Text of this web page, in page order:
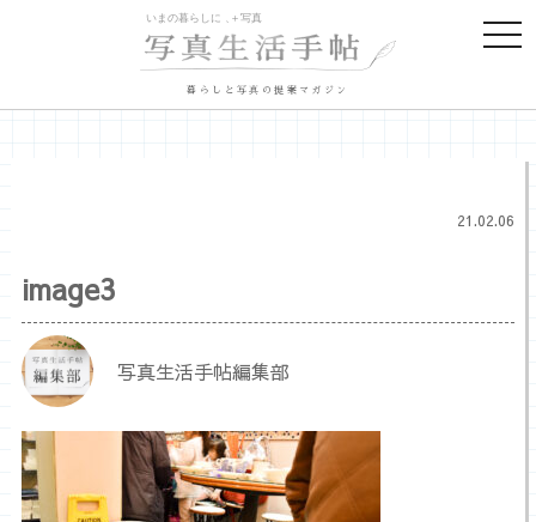
暮らしと写真の提案マガジン
21.02.06
image3
写真生活手帖編集部